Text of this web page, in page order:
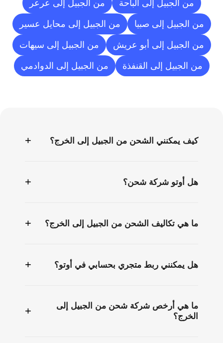
من الجبيل إلى الباحة من الجبيل إلى عرعر
من الجبيل إلى صبيا من الجبيل إلى محايل عسير
من الجبيل إلى أبو عريش من الجبيل إلى سيهات
من الجبيل إلى القنفذة من الجبيل إلى الدوادمي
كيف يمكنني الشحن من الجبيل إلى الخرج؟ +
هل أوتو شركة شحن؟ +
ما هي تكاليف الشحن من الجبيل إلى الخرج؟ +
هل يمكنني ربط متجري بحسابي في أوتو؟ +
ما هي أرخص شركة شحن من الجبيل إلى
الخرج؟
+